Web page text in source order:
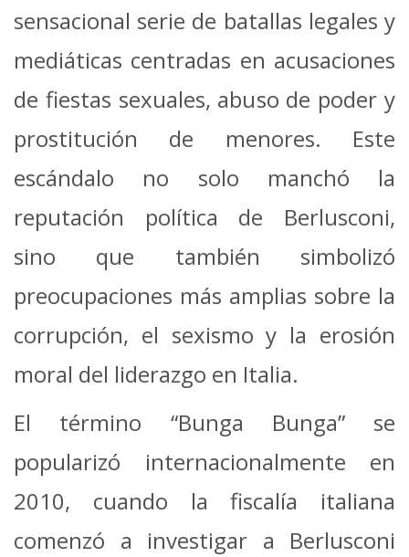
sensacional serie de batallas legales y
mediáticas centradas en acusaciones
de fiestas sexuales, abuso de poder y
prostitución de menores. Este
escándalo no solo manchó la
reputación política de Berlusconi,
sino que también simbolizó
preocupaciones más amplias sobre la
corrupción, el sexismo y la erosión
moral del liderazgo en Italia.
El término “Bunga Bunga” se
popularizó internacionalmente en
2010, cuando la fiscalía italiana
comenzó a investigar a Berlusconi